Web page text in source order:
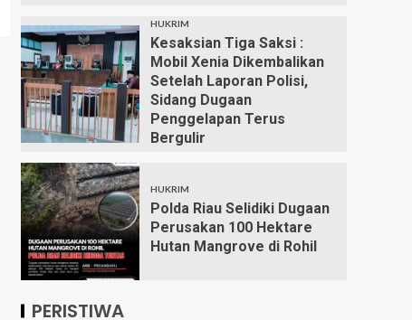
HUKRIM
Kesaksian Tiga Saksi :
Mobil Xenia Dikembalikan
Setelah Laporan Polisi,
Sidang Dugaan
Penggelapan Terus
Bergulir
HUKRIM
Polda Riau Selidiki Dugaan
Perusakan 100 Hektare
Hutan Mangrove di Rohil
PERISTIWA